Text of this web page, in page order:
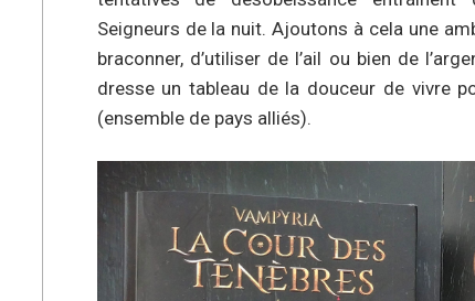
Seigneurs de la nuit. Ajoutons à cela une
braconner, d’utiliser de l’ail ou bien de
dresse un tableau de la douceur de vivre
(ensemble de pays alliés).